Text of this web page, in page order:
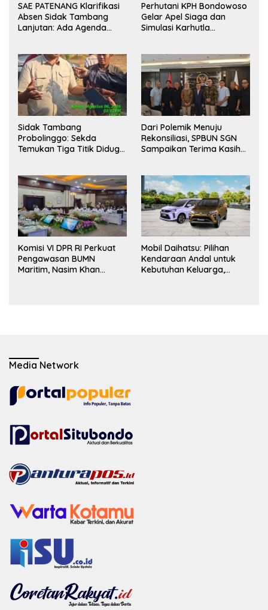
SAE PATENANG Klarifikasi
Absen Sidak Tambang
Lanjutan: Ada Agenda
Perhutani KPH Bondowoso
Gelar Apel Siaga dan
Simulasi Karhutla
Kesiapsiagaan Personel
Sidak Tambang
Probolinggo: Sekda
Temukan Tiga Titik Diduga
Dari Polemik Menuju
Rekonsiliasi, SPBUN SGN
Sampaikan Terima Kasih
Perselisihan
Komisi VI DPR RI Perkuat
Pengawasan BUMN
Maritim, Nasim Khan
Mobil Daihatsu: Pilihan
Kendaraan Andal untuk
Kebutuhan Keluarga,
Media Network